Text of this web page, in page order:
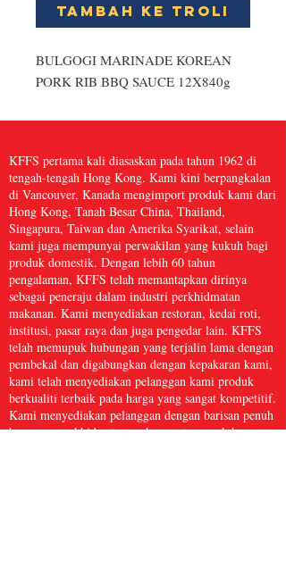
Tambah ke Troli
BULGOGI MARINADE KOREAN
PORK RIB BBQ SAUCE 12X840g
KFFS pertama kali diasaskan pada tahun 1962 di
tengah-tengah Hong Kong. Kami kini berpangkalan
di Vancouver, Kanada mengimport produk kami dari
Hong Kong, Tanah Besar China, Thailand,
Singapura, Taiwan dan Amerika Syarikat, selain
kami juga mempunyai perwakilan yang kukuh bagi
produk domestik. Dengan lebih 60 tahun
pengalaman, KFFS telah memantapkan dirinya
sebagai peneraju dalam industri perkhidmatan
makanan. Kami menyediakan restoran, kedai roti,
institusi, pasar raya dan juga pengedar lain. KFFS
telah memupuk hubungan yang terjalin lama dengan
pembekal dan digabungkan dengan kepakaran kami,
kami telah menyediakan pelanggan kami produk
berkualiti terbaik pada harga yang sangat kompetitif.
Kami menyediakan pelanggan dengan barisan penuh
barangan perkhidmatan makanan, termasuk barangan